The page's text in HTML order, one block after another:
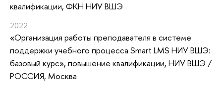
квалификации, ФКН НИУ ВШЭ
2022
«Организация работы преподавателя в системе
поддержки учебного процесса Smart LMS НИУ ВШЭ:
базовый курс», повышение квалификации, НИУ ВШЭ /
РОССИЯ, Москва